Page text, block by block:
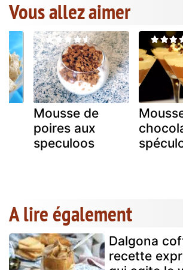
Vous allez aimer
Mousse de
poires aux
speculoos
A lire également
Dalgona
recette